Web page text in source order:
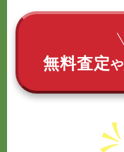
無料査定や